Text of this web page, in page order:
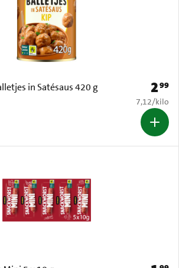
in Satésaus 420 g Prijs:
299
€ 7,12 per
7,12/kilo